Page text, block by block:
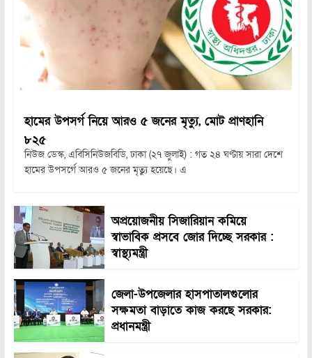
হামের উপসর্গ নিয়ে আরও ৫ জনের মৃত্যু, মোট প্রাণহানি
৮২৫
নিউজ ডেস্ক, এবিসিনিউজবিডি, ঢাকা (২৭ জুলাই) : গত ২৪ ঘণ্টায় সারা দেশে
হামের উপসর্গে আরও ৫ জনের মৃত্যু হয়েছে। এ
অপ্রয়োজনীয় সিজারিয়ান কমিয়ে
স্বাভাবিক প্রসবে জোর দিচ্ছে সরকার :
স্বাস্থ্যমন্ত্রী
জেলা-উপজেলার হাসপাতালগুলোর
সক্ষমতা বাড়াতে কাজ করছে সরকার:
প্রধানমন্ত্রী